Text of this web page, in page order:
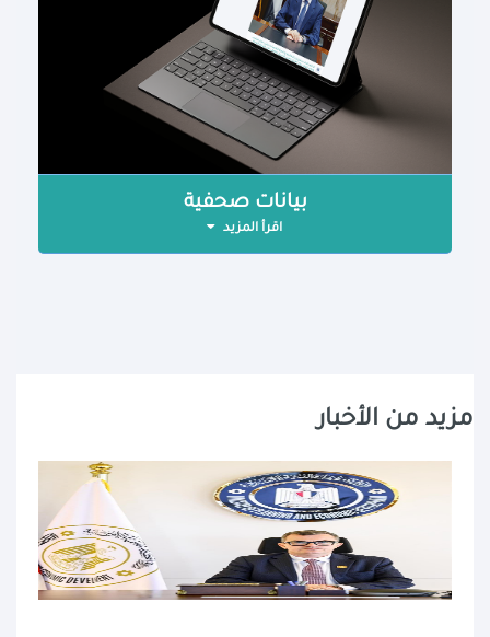
بيانات صحفية
اقرأ المزيد
مزيد من الأخبار